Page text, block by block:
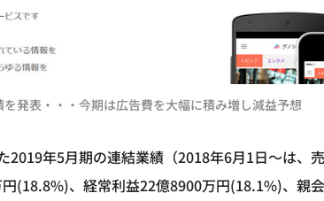
発表・・・今期は広告費を大幅に積み増し減益予想
2019年5月期の連結業績（2018年6月1日～は、
(18.8%)、経常利益22億8900万円(18.1%)、親